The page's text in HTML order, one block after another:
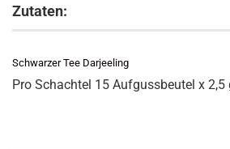
Zutaten:
Schwarzer Tee Darjeeling
Pro Schachtel 15 Aufgussbeutel x 2,5